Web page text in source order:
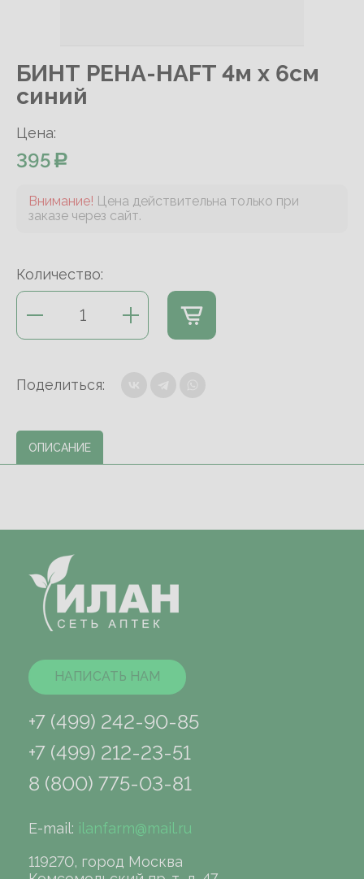
БИНТ PEHA-HAFT 4м х 6см
синий
Цена:
395
Внимание! Цена действительна только при
заказе через сайт.
Количество:
Поделиться:
ОПИСАНИЕ
НАПИСАТЬ НАМ
+7 (499) 242-90-85
+7 (499) 212-23-51
8 (800) 775-03-81
E-mail: ilanfarm@mail.ru
119270, город Москва